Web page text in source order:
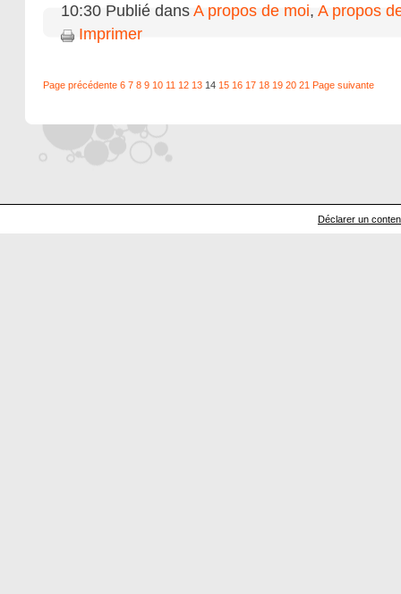
10:30 Publié dans A propos de moi, A propos
Imprimer
Page précédente 6 7 8 9 10 11 12 13 14 15 16 17 18 19 20 21 Page suivante
Déclarer un